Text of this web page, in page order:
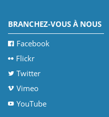
BRANCHEZ-VOUS À NOUS
Facebook
Flickr
Twitter
Vimeo
YouTube